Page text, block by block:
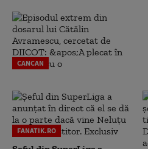
CANCAN
FANATIK.RO